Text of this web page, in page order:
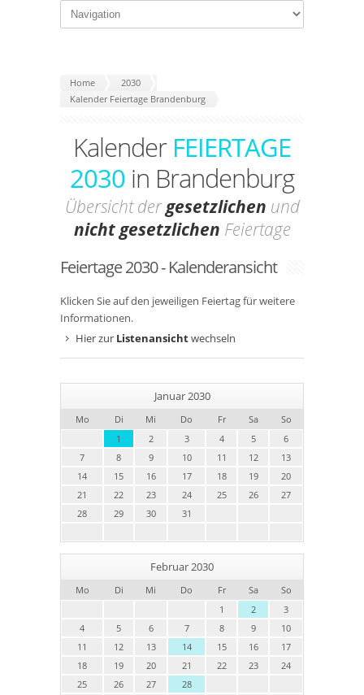
Home
2030
Kalender Feiertage Brandenburg
Kalender FEIERTAGE
2030 in Brandenburg
Übersicht dergesetzlichen und
nicht gesetzlichen Feiertage
Feiertage 2030 - Kalenderansicht
Klicken Sie auf den jeweiligen Feiertag für weitere
Informationen.
Hier zur Listenansichtwechseln
Januar 2030
Mo Di Mi Do Fr Sa
So
1
2 3 4 5
6
7
8 9 10 11 12
13
14
15 16 17 18 19
20
21
22 23 24 25 26
27
28
29 30 31
Februar 2030
Mo Di Mi Do Fr Sa
So
1
2
3
4
5 6 7 8 9
10
11
12 13 14 15 16
17
18
19 20 21 22 23
24
25
26 27 28